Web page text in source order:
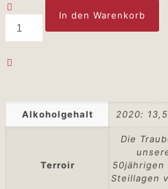
In den Warenkorb
Alkoholgehalt 2020:
Terroir
Die
50jährigen
Steillagen